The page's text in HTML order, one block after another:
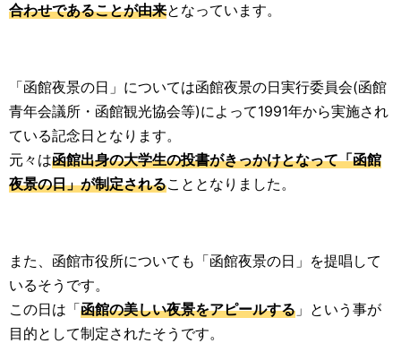
合わせであることが由来となっています。
「函館夜景の日」については函館夜景の日実行委員会(函館
青年会議所・函館観光協会等)によって1991年から実施され
ている記念日となります。
元々は函館出身の大学生の投書がきっかけとなって「函館
夜景の日」が制定されることとなりました。
また、函館市役所についても「函館夜景の日」を提唱して
いるそうです。
この日は「函館の美しい夜景をアピールする 」という事が
目的として制定されたそうです。